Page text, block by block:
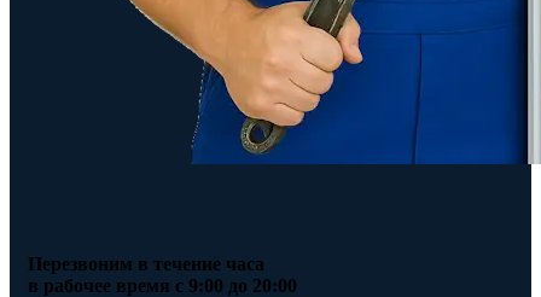
Перезвоним в течение часа
в рабочее время с 9:00 до 20:00